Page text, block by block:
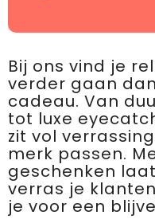
Bij ons vind je
verder gaan
cadeau. Van
tot luxe
zit vol
merk passen.
geschenken
verras je
je voor een